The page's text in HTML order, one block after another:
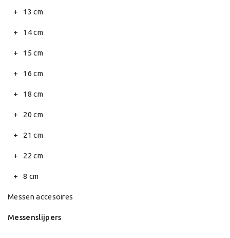
13 cm
14 cm
15 cm
16 cm
18 cm
20 cm
21 cm
22 cm
8 cm
Messen accesoires
Messenslijpers